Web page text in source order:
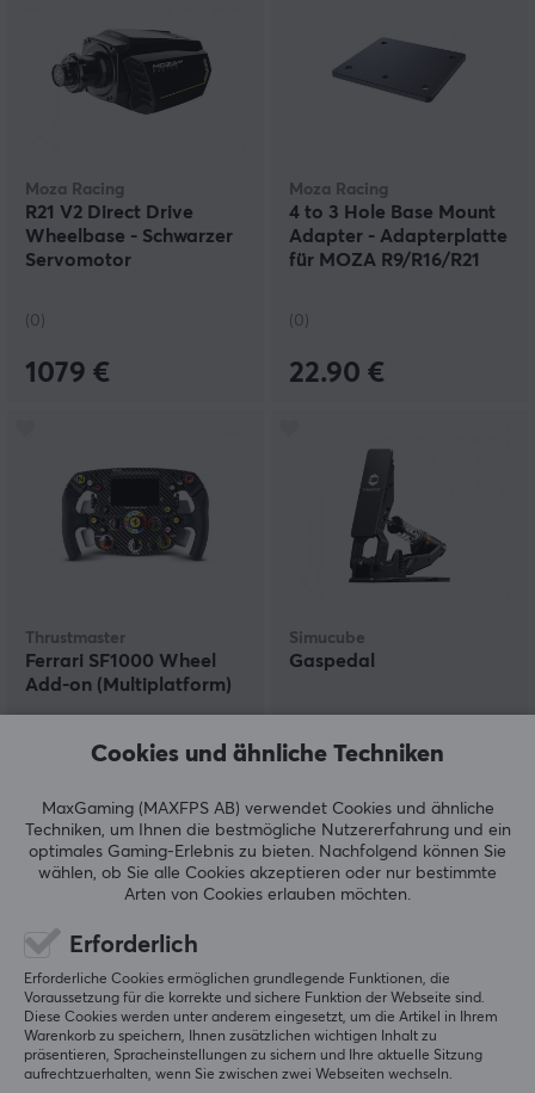
Moza Racing
R21 V2 Direct Drive
Wheelbase - Schwarzer
Servomotor
(0)
1079 €
Moza Racing
4 to 3 Hole Base Mount
Adapter - Adapterplatte
für MOZA R9/R16/R21
(0)
22.90 €
Thrustmaster
Ferrari SF1000 Wheel
Add-on (Multiplatform)
389.90 €
Simucube
Gaspedal
349 €
NEU
Cookies und ähnliche Techniken
MaxGaming (MAXFPS AB) verwendet Cookies und ähnliche
Techniken, um Ihnen die bestmögliche Nutzererfahrung und ein
optimales Gaming-Erlebnis zu bieten.
Nachfolgend können Sie
wählen, ob Sie alle Cookies akzeptieren oder nur bestimmte
Arten von Cookies erlauben möchten.
Erforderlich
Erforderliche Cookies ermöglichen grundlegende Funktionen, die
Voraussetzung für die korrekte und sichere Funktion der Webseite sind.
Diese Cookies werden unter anderem eingesetzt, um die Artikel in Ihrem
Warenkorb zu speichern, Ihnen zusätzlichen wichtigen Inhalt zu
präsentieren, Spracheinstellungen zu sichern und Ihre aktuelle Sitzung
aufrechtzuerhalten, wenn Sie zwischen zwei Webseiten wechseln.